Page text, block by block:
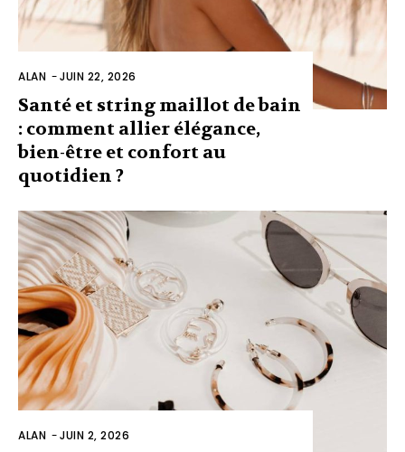
ALAN -JUIN 22, 2026
Santé et string maillot de bain
: comment allier élégance,
bien-être et confort au
quotidien ?
ALAN -JUIN 2, 2026